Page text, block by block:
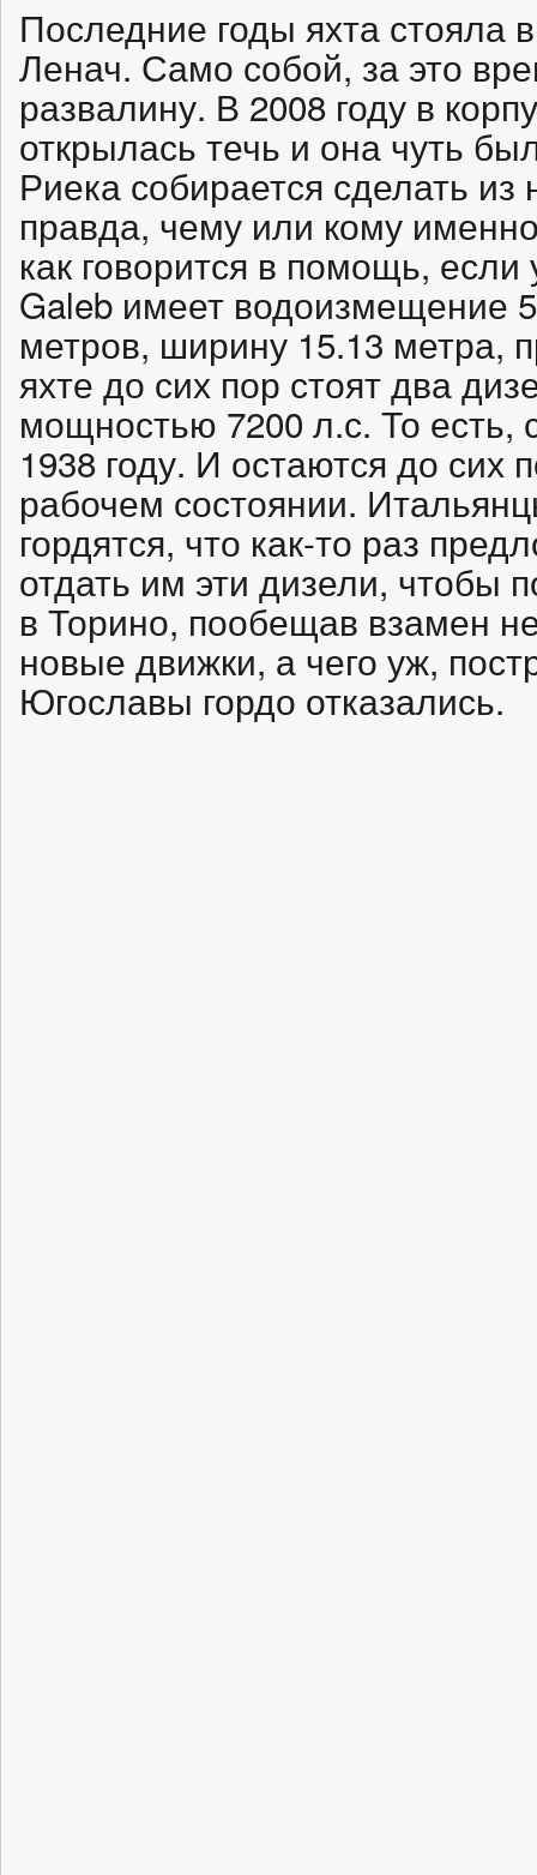
Последние годы яхта стояла
Ленач. Само собой, за это
развалину. В 2008 году в
открылась течь и она чуть
Риека собирается сделать
правда, чему или кому
как говорится в помощь, если
Galeb имеет водоизмещение
метров, ширину 15.13 метра,
яхте до сих пор стоят два
мощностью 7200 л.с. То есть,
1938 году. И остаются до сих
рабочем состоянии.
гордятся, что как-то раз
отдать им эти дизели, чтобы
в Торино, пообещав взамен
новые движки, а чего уж,
Югославы гордо отказались.